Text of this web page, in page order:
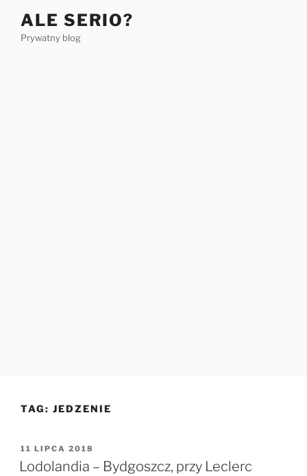
treści
ALE SERIO?
Prywatny blog
TAG: JEDZENIE
OPUBLIKOWANE
W
11 LIPCA 2018
Lodolandia – Bydgoszcz, przy Leclerc